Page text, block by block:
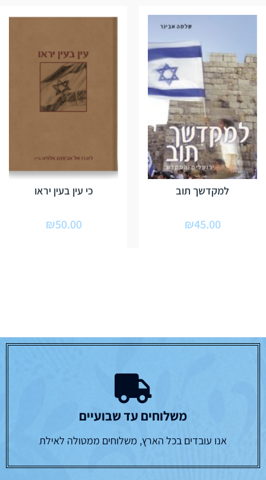
למקדשך תוב
₪45.00
כי עין בעין יראו
₪50.00
משלוחים עד שבועיים
אנו עובדים בכל הארץ, משלוחים ממטולה לאילת